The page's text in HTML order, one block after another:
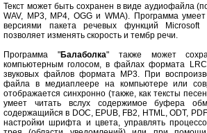
Текст может быть сохранен в виде аудиофайла
WAV, MP3, MP4, OGG и WMA). Программа
версиями пакета речевых функций
позволяет изменять скорость и тембр речи.
Программа "Балаболка" также может
компьютерным голосом, в файлах формата
звуковых файлов формата MP3. При
файла в медиаплеере на компьютере или
отображается синхронно (также, как тексты
умеет читать вслух содержимое буфера
содержащийся в DOC, EPUB, FB2, HTML, ODT,
настройки шрифта и цвета, управлять